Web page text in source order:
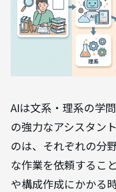
AIは文系・理系の学
の強力なアシスタン
のは、それぞれの分
な作業を依頼するこ
や構成作成にかかる